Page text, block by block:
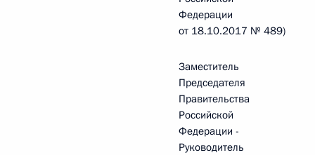
Федерации
от 18.10.2017 № 489)
Заместитель
Председателя
Правительства
Российской
Федерации -
Руководитель